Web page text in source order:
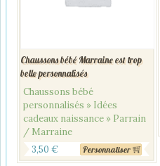
Chaussons bébé Marraine est trop
belle personnalisés
Chaussons bébé
personnalisés » Idées
cadeaux naissance » Parrain
/ Marraine
3,50 € Personnaliser